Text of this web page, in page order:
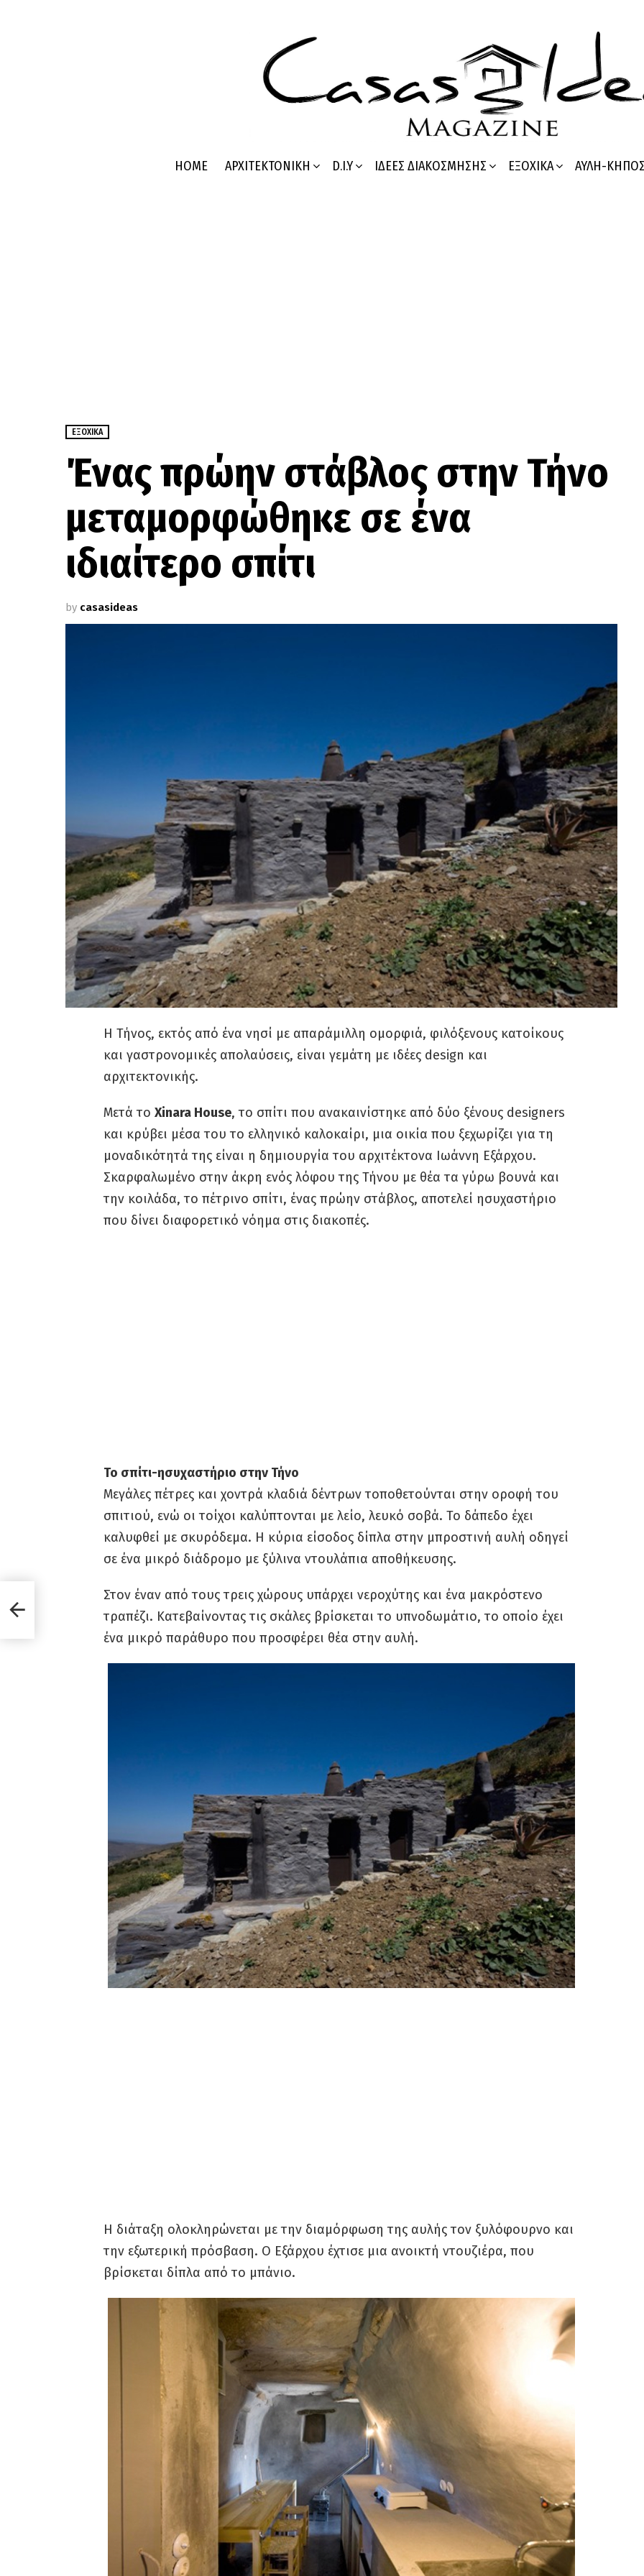
HOME ΑΡΧΙΤΕΚΤΟΝΙΚΉ D.I.Y ΙΔΈΕΣ ΔΙΑΚΌΣΜΗΣΗΣ ΕΞΟΧΙΚΆ ΑΥΛΉ-
ΕΞΟΧΙΚΆ
Ένας πρώην στάβλος στην Τήνο
μεταμορφώθηκε σε ένα
ιδιαίτερο σπίτι
by casasideas
Η Τήνος, εκτός από ένα νησί με απαράμιλλη ομορφιά, φιλόξενους κατοίκους
και γαστρονομικές απολαύσεις, είναι γεμάτη με ιδέες design και
αρχιτεκτονικής.
Μετά το Xinara House, το σπίτι που ανακαινίστηκε από δύο ξένους designers
και κρύβει μέσα του το ελληνικό καλοκαίρι, μια οικία που ξεχωρίζει για τη
μοναδικότητά της είναι η δημιουργία του αρχιτέκτονα Ιωάννη Εξάρχου.
Σκαρφαλωμένο στην άκρη ενός λόφου της Τήνου με θέα τα γύρω βουνά και
την κοιλάδα, το πέτρινο σπίτι, ένας πρώην στάβλος, αποτελεί ησυχαστήριο
που δίνει διαφορετικό νόημα στις διακοπές.
Το σπίτι-ησυχαστήριο στην Τήνο
Μεγάλες πέτρες και χοντρά κλαδιά δέντρων τοποθετούνται στην οροφή του
σπιτιού, ενώ οι τοίχοι καλύπτονται με λείο, λευκό σοβά. Το δάπεδο έχει
καλυφθεί με σκυρόδεμα. Η κύρια είσοδος δίπλα στην μπροστινή αυλή οδηγεί
σε ένα μικρό διάδρομο με ξύλινα ντουλάπια αποθήκευσης.
Στον έναν από τους τρεις χώρους υπάρχει νεροχύτης και ένα μακρόστενο
τραπέζι. Κατεβαίνοντας τις σκάλες βρίσκεται το υπνοδωμάτιο, το οποίο έχει
ένα μικρό παράθυρο που προσφέρει θέα στην αυλή.
Η διάταξη ολοκληρώνεται με την διαμόρφωση της αυλής τον ξυλόφουρνο και
την εξωτερική πρόσβαση. Ο Εξάρχου έχτισε μια ανοικτή ντουζιέρα, που
βρίσκεται δίπλα από το μπάνιο.